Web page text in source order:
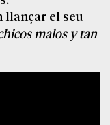
llançar el seu
malos y tan